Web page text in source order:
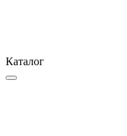
Каталог